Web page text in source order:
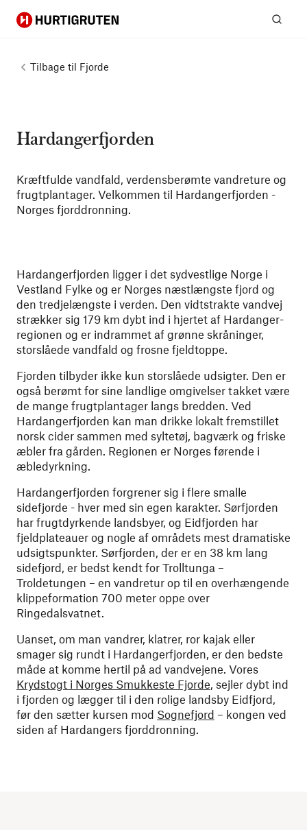
Hurtigruten
Tilbage til Fjorde
Hardangerfjorden
Kræftfulde vandfald, verdensberømte vandreture og
frugtplantager. Velkommen til Hardangerfjorden -
Norges fjorddronning.
Hardangerfjorden ligger i det sydvestlige Norge i
Vestland Fylke og er Norges næstlængste fjord og
den tredjelængste i verden. Den vidtstrakte vandvej
strækker sig 179 km dybt ind i hjertet af Hardanger-
regionen og er indrammet af grønne skråninger,
storslåede vandfald og frosne fjeldtoppe.
Fjorden tilbyder ikke kun storslåede udsigter. Den er
også berømt for sine landlige omgivelser takket være
de mange frugtplantager langs bredden. Ved
Hardangerfjorden kan man drikke lokalt fremstillet
norsk cider sammen med syltetøj, bagværk og friske
æbler fra gården. Regionen er Norges førende i
æbledyrkning.
Hardangerfjorden forgrener sig i flere smalle
sidefjorde - hver med sin egen karakter. Sørfjorden
har frugtdyrkende landsbyer, og Eidfjorden har
fjeldplateauer og nogle af områdets mest dramatiske
udsigtspunkter. Sørfjorden, der er en 38 km lang
sidefjord, er bedst kendt for Trolltunga –
Troldetungen – en vandretur op til en overhængende
klippeformation 700 meter oppe over
Ringedalsvatnet.
Uanset, om man vandrer, klatrer, ror kajak eller
smager sig rundt i Hardangerfjorden, er den bedste
måde at komme hertil på ad vandvejene. Vores
Krydstogt i Norges Smukkeste Fjorde, sejler dybt ind
i fjorden og lægger til i den rolige landsby Eidfjord,
før den sætter kursen mod Sognefjord – kongen ved
siden af ​​Hardangers fjorddronning.